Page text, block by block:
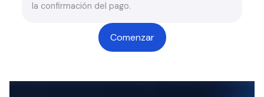
la confirmación del pago.
Comenzar